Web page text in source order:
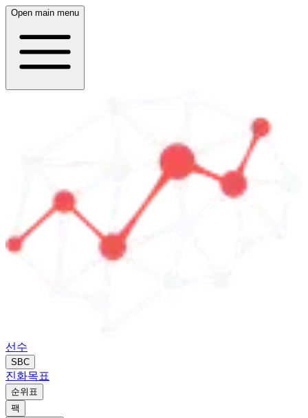
Open main menu
선수
SBC
진화목표
순위표
팩